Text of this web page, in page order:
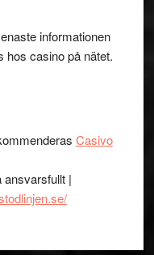
informationen
hos casino på nätet.
Casivo
ansvarsfullt |